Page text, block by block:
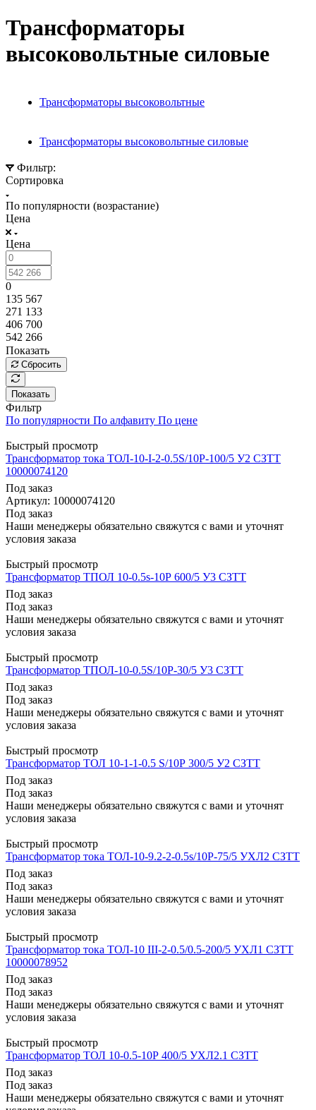
Трансформаторы
высоковольтные силовые
Трансформаторы высоковольтные
Трансформаторы высоковольтные силовые
Фильтр:
Сортировка
По популярности (возрастание)
Цена
Цена
0
135 567
271 133
406 700
542 266
Показать
Сбросить
Показать
Фильтр
По популярности По алфавиту По цене
Быстрый просмотр
Трансформатор тока ТОЛ-10-I-2-0.5S/10Р-100/5 У2 СЗТТ
10000074120
Под заказ
Артикул: 10000074120
Под заказ
Наши менеджеры обязательно свяжутся с вами и уточнят
условия заказа
Быстрый просмотр
Трансформатор ТПОЛ 10-0.5s-10Р 600/5 У3 СЗТТ
Под заказ
Под заказ
Наши менеджеры обязательно свяжутся с вами и уточнят
условия заказа
Быстрый просмотр
Трансформатор ТПОЛ-10-0.5S/10Р-30/5 У3 СЗТТ
Под заказ
Под заказ
Наши менеджеры обязательно свяжутся с вами и уточнят
условия заказа
Быстрый просмотр
Трансформатор ТОЛ 10-1-1-0.5 S/10Р 300/5 У2 СЗТТ
Под заказ
Под заказ
Наши менеджеры обязательно свяжутся с вами и уточнят
условия заказа
Быстрый просмотр
Трансформатор тока ТОЛ-10-9.2-2-0.5s/10Р-75/5 УХЛ2 СЗТТ
Под заказ
Под заказ
Наши менеджеры обязательно свяжутся с вами и уточнят
условия заказа
Быстрый просмотр
Трансформатор тока ТОЛ-10 III-2-0.5/0.5-200/5 УХЛ1 СЗТТ
10000078952
Под заказ
Под заказ
Наши менеджеры обязательно свяжутся с вами и уточнят
условия заказа
Быстрый просмотр
Трансформатор ТОЛ 10-0.5-10Р 400/5 УХЛ2.1 СЗТТ
Под заказ
Под заказ
Наши менеджеры обязательно свяжутся с вами и уточнят